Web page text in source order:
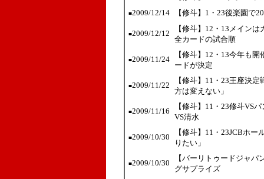
■2009/12/14 【修斗】1・23後楽園で
■2009/12/12
【修斗】12・13メイン
全カードの試合順
■2009/11/24
【修斗】12・13今年も
ードが決定
■2009/11/22
【修斗】11・23王座決
方は変えない」
■2009/11/16
【修斗】11・23修斗VS
VS清水
■2009/10/30
【修斗】11・23JCBホ
りたい」
■2009/10/30
【バーリトゥードジャ
グサプライズ